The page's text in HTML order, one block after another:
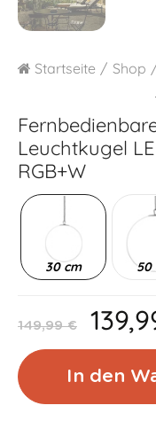
Startseite Shop
Leuchtkugel
RGB+W
30 cm 50
149,99 €
In den